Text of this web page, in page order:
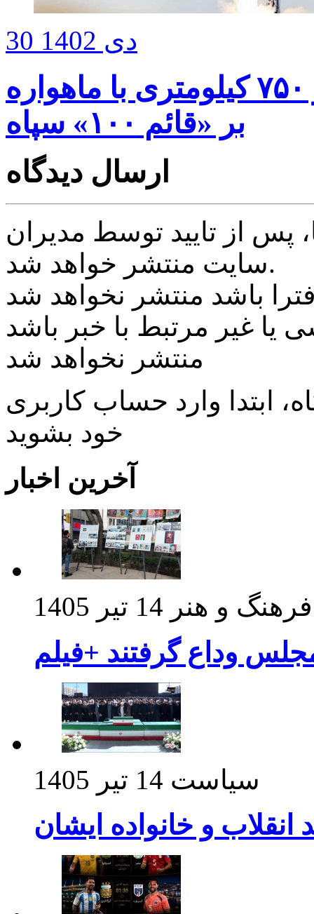
30 دی 1402
پرتاب ماهواره «ثریا» به مدار ۷۵۰ کیلومتری با ماهواره‌
بر «قائم ۱۰۰» سپاه
ارسال دیدگاه
از تایید توسط مدیران
سایت منتشر خواهد شد.
یا غیر مرتبط با خبر باشد
منتشر نخواهد شد
ابتدا وارد حساب كاربری
خود بشويد
آخرین اخبار
فرهنگ و هنر 14 تیر 1405
وداع گرفتند +فیلم
سیاست 14 تیر 1405
انقلاب و خانواده ایشان